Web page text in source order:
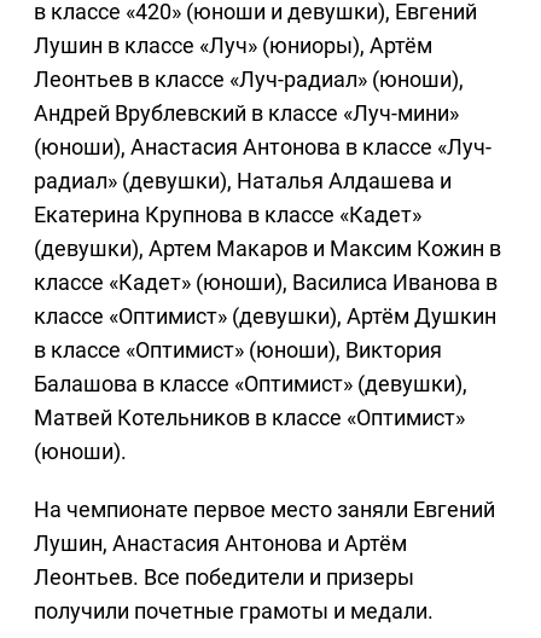
в классе «420» (юноши и девушки), Евгений
Лушин в классе «Луч» (юниоры), Артём
Леонтьев в классе «Луч-радиал» (юноши),
Андрей Врублевский в классе «Луч-мини»
(юноши), Анастасия Антонова в классе «Луч-
радиал» (девушки), Наталья Алдашева и
Екатерина Крупнова в классе «Кадет»
(девушки), Артем Макаров и Максим Кожин в
классе «Кадет» (юноши), Василиса Иванова в
классе «Оптимист» (девушки), Артём Душкин
в классе «Оптимист» (юноши), Виктория
Балашова в классе «Оптимист» (девушки),
Матвей Котельников в классе «Оптимист»
(юноши).
На чемпионате первое место заняли Евгений
Лушин, Анастасия Антонова и Артём
Леонтьев. Все победители и призеры
получили почетные грамоты и медали.